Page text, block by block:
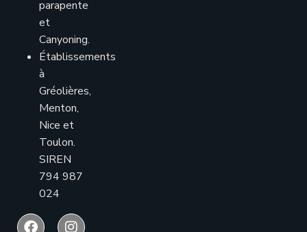
parapente
et
Canyoning.
Établissements
à
Gréolières,
Menton,
Nice et
Toulon.
SIREN
794 987
024